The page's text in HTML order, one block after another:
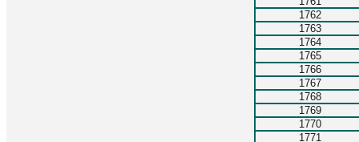
1762
1763
1764
1765
1766
1767
1768
1769
1770
1771